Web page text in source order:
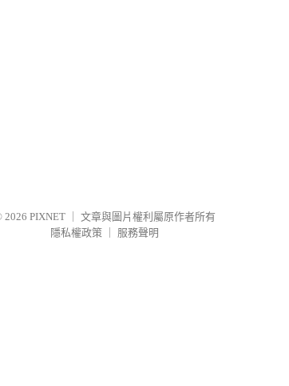
2026 PIXNET
文章與圖片權利屬原作者所有
隱私權政策
服務聲明